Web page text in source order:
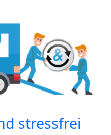
stressfrei